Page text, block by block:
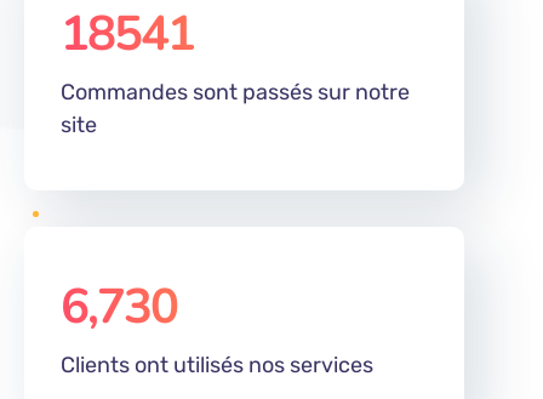
18541
Commandes sont passés sur notre
site
6,730
Clients ont utilisés nos services